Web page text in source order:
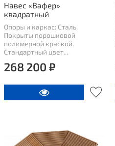
Навес «Вафер»
квадратный
Опоры и каркас: Сталь.
Покрыты порошковой
полимерной краской.
Стандартный цвет...
268 200 ₽